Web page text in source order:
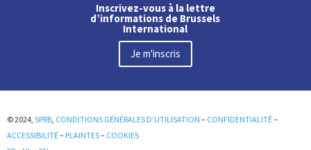
Inscrivez-vous à la lettre
d’informations de Brussels
International
Je m'inscris
© 2024, SPRB, CONDITIONS GÉNÉRALES D’UTILISATION – CONFIDENTIALITÉ–
ACCESSIBILITÉ– PLAINTES– COOKIES